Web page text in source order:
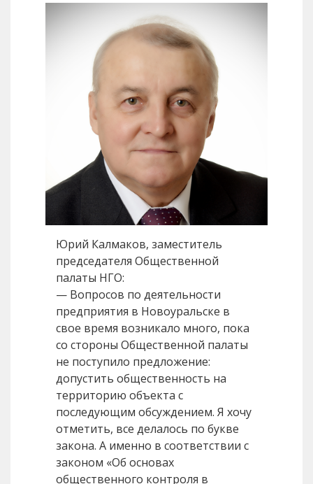
Юрий Калмаков, заместитель
председателя Общественной
палаты НГО:
— Вопросов по деятельности
предприятия в Новоуральске в
свое время возникало много, пока
со стороны Общественной палаты
не поступило предложение:
допустить общественность на
территорию объекта с
последующим обсуждением. Я хочу
отметить, все делалось по букве
закона. А именно в соответствии с
законом «Об основах
общественного контроля в